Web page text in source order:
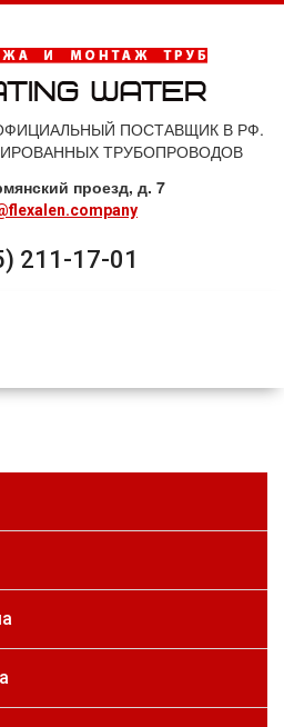
ПОСТАВЩИК В РФ.
ТРУБОПРОВОДОВ
проезд, д. 7
211-17-01